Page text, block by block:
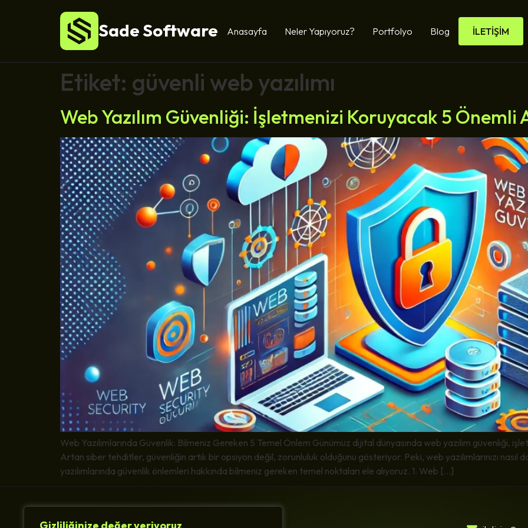
Sade Software Anasayfa Neler Yapıyoruz? Portfolyo Blog İLETİŞİM
Etiket: güvenli web yazılımı
Web Yazılım Güvenliği: İşletmenizi Koruyacak 5 Önemli
Web Yazılımlarında Güvenlik: Bilmeniz Gereken 5 Temel Önlem Günümüz dijital dünyasında web yazılım güvenliği,
Artan siber tehditler, güvenliğin artık bir opsiyon değil, zorunluluk olduğunu gösteriyor. Peki, web yazılımlarınızı nasıl
yazılımlarında güvenlik önlemleri hakkında bilmeniz gereken temel noktaları ele alıyoruz. 1. Web […]